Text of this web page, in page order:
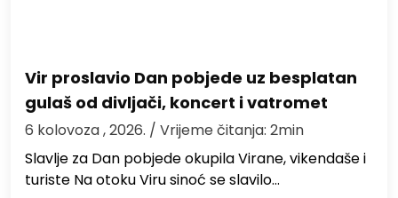
Vir proslavio Dan pobjede uz besplatan
gulaš od divljači, koncert i vatromet
6 kolovoza , 2026. / Vrijeme čitanja: 2min
Slavlje za Dan pobjede okupila Virane, vikendaše i
turiste Na otoku Viru sinoć se slavilo…